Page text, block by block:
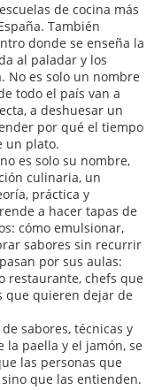
de cocina más
. También
donde se enseña la
al paladar y los
. No es solo un nombre
todo el país van a
a deshuesar un
por qué el tiempo
un plato.
es solo su nombre,
culinaria, un
práctica y
a hacer tapas de
cómo emulsionar,
sabores sin recurrir
por sus aulas:
restaurante, chefs que
que quieren dejar de
sabores, técnicas y
la paella y el jamón, se
las personas que
que las entienden.